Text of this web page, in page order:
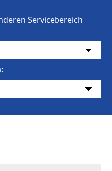
Servicebereich